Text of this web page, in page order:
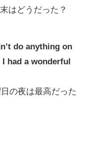
はどうだった？
do anything on
had a wonderful
の夜は最高だった